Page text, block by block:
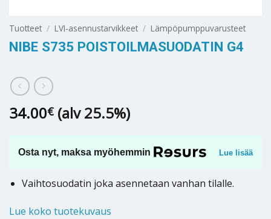
Tuotteet / LVI-asennustarvikkeet / Lämpöpumppuvarusteet
NIBE S735 POISTOILMASUODATIN G4
34.00€ (alv 25.5%)
Osta nyt, maksa myöhemmin Lue lisää
Vaihtosuodatin joka asennetaan vanhan tilalle.
Lue koko tuotekuvaus